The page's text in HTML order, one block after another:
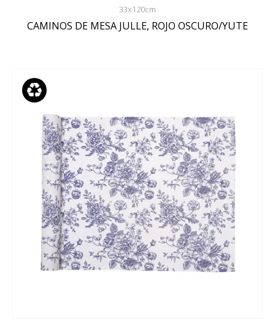
33x120cm
CAMINOS DE MESA JULLE, ROJO OSCURO/YUTE